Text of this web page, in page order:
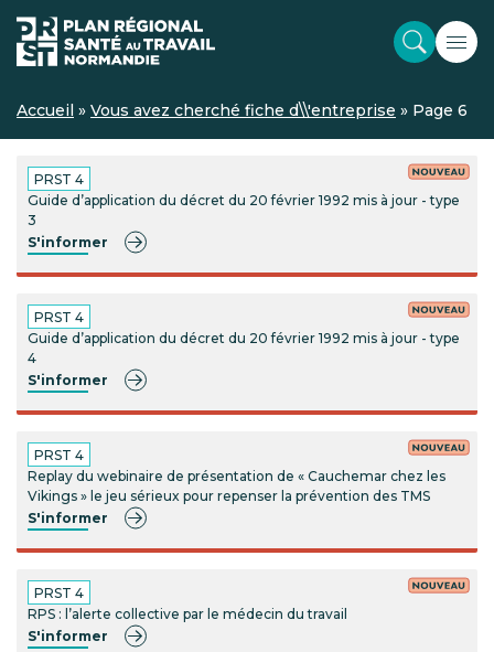
Accueil » Vous avez cherché fiche d\\'entreprise » Page 6
PRST 4
Guide d’application du décret du 20 février 1992 mis à jour - type
3
S'informer
PRST 4
Guide d’application du décret du 20 février 1992 mis à jour - type
4
S'informer
PRST 4
Replay du webinaire de présentation de « Cauchemar chez les
Vikings » le jeu sérieux pour repenser la prévention des TMS
S'informer
PRST 4
RPS : l’alerte collective par le médecin du travail
S'informer